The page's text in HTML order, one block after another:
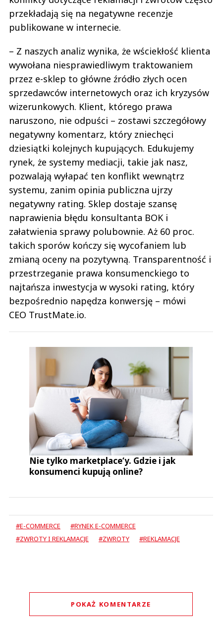
przekładają się na negatywne recenzje
publikowane w internecie.
– Z naszych analiz wynika, że wściekłość klienta
wywołana niesprawiedliwym traktowaniem
przez e-sklep to główne źródło złych ocen
sprzedawców internetowych oraz ich kryzysów
wizerunkowych. Klient, którego prawa
naruszono, nie odpuści – zostawi szczegółowy
negatywny komentarz, który zniechęci
dziesiątki kolejnych kupujących. Edukujemy
rynek, że systemy mediacji, takie jak nasz,
pozwalają wyłapać ten konflikt wewnątrz
systemu, zanim opinia publiczna ujrzy
negatywny rating. Sklep dostaje szansę
naprawienia błędu konsultanta BOK i
załatwienia sprawy polubownie. Aż 60 proc.
takich sporów kończy się wycofaniem lub
zmianą oceny na pozytywną. Transparentność i
przestrzeganie prawa konsumenckiego to
najtańsza inwestycja w wysoki rating, który
bezpośrednio napędza konwersję – mówi
CEO TrustMate.io.
Nie tylko marketplace‘y. Gdzie i jak
konsumenci kupują online?
#E-COMMERCE
#RYNEK E-COMMERCE
#ZWROTY I REKLAMACJE
#ZWROTY #REKLAMACJE
POKAŻ KOMENTARZE